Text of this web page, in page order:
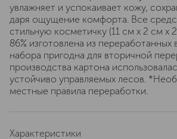
увлажняет и успокаивает кожу,
даря ощущение комфорта. Все
стильную косметичку (11 см х 2 см х
86% изготовлена из переработанных
набора пригодна для вторичной
производства картона
устойчиво управляемых лесов.
местные правила переработки.
Характеристики